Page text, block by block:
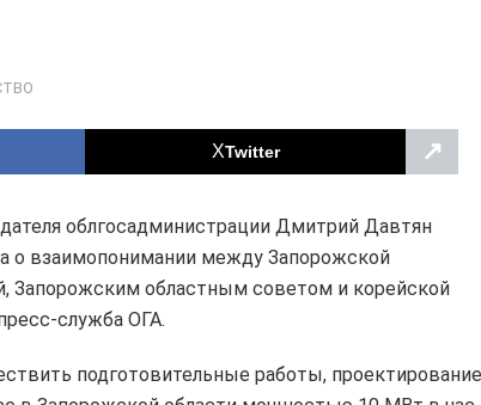
Twitter ↗
облгосадминистрации Дмитрий Давтян
о взаимопонимании между Запорожской
Запорожским областным советом и корейской
служба ОГА.
подготовительные работы, проектирование